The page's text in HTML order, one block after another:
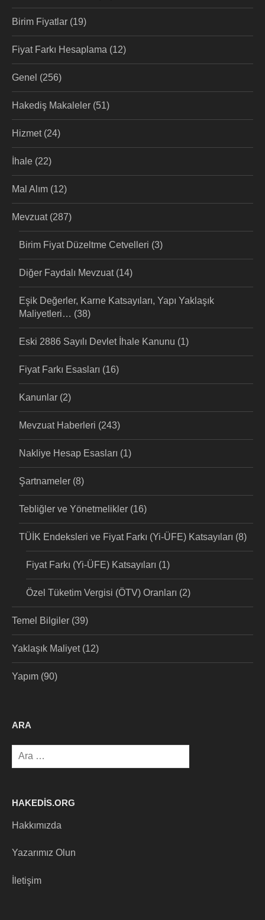
Birim Fiyatlar (19)
Fiyat Farkı Hesaplama (12)
Genel (256)
Hakediş Makaleler (51)
Hizmet(24)
İhale (22)
Mal Alım (12)
Mevzuat(287)
Birim Fiyat Düzeltme Cetvelleri (3)
Diğer Faydalı Mevzuat(14)
Eşik Değerler, Karne Katsayıları, Yapı Yaklaşık
Maliyetleri… (38)
Eski 2886 Sayılı Devlet İhale Kanunu (1)
Fiyat Farkı Esasları (16)
Kanunlar (2)
Mevzuat Haberleri (243)
Nakliye Hesap Esasları (1)
Şartnameler (8)
Tebliğler ve Yönetmelikler (16)
TÜİK Endeksleri ve Fiyat Farkı (Yi-ÜFE) Katsayıları (8)
Fiyat Farkı (Yi-ÜFE) Katsayıları (1)
Özel Tüketim Vergisi (ÖTV) Oranları (2)
Temel Bilgiler (39)
Yaklaşık Maliyet(12)
Yapım (90)
ARA
Arama:
HAKEDIS.ORG
Hakkımızda
Yazarımız Olun
İletişim